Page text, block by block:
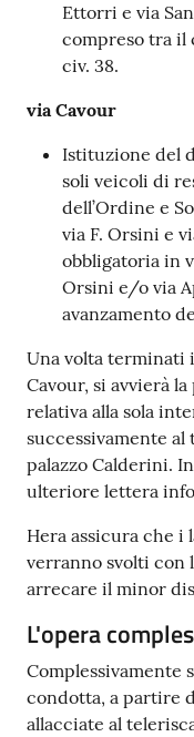
Ettorri e via
compreso tra il
civ. 38.
via Cavour
Istituzione del
soli veicoli di
dell’Ordine e
via F. Orsini e
obbligatoria in
Orsini e/o via
avanzamento
Una volta terminati
Cavour, si avvierà
relativa alla sola
successivamente
palazzo Calderini.
ulteriore lettera
Hera assicura che
verranno svolti con
arrecare il minor
L'opera
Complessivamente
condotta, a partire
allacciate al